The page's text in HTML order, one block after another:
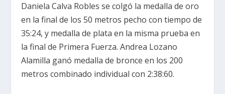
Daniela Calva Robles se colgó la medalla de oro
en la final de los 50 metros pecho con tiempo de
35:24, y medalla de plata en la misma prueba en
la final de Primera Fuerza. Andrea Lozano
Alamilla ganó medalla de bronce en los 200
metros combinado individual con 2:38:60.